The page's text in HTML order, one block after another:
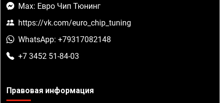
Max: Евро Чип Тюнинг
https://vk.com/euro_chip_tuning
WhatsApp: +79317082148
+7 3452 51-84-03
Правовая информация